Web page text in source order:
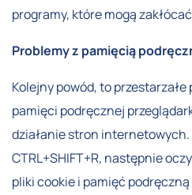
programy, które mogą
Problemy z pamięcią
Kolejny powód, to przestarzałe
pamięci podręcznej
działanie stron
CTRL+SHIFT+R, następnie
pliki cookie i pamięć